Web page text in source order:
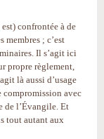
confrontée à de
membres ; c’est
Il s’agit ici
propre règlement,
là aussi d’usage
compromission avec
de l’Évangile. Et
tout autant aux